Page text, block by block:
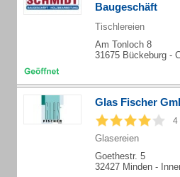
Baugeschäft
Tischlereien
Am Tonloch 8
31675 Bückeburg -
Glas Fischer
4
Glasereien
Goethestr. 5
32427 Minden -